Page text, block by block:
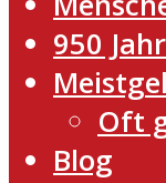
950
Oft
Blog